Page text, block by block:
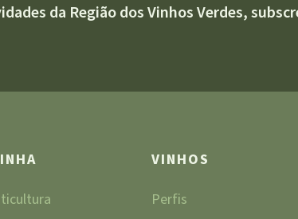
da Região dos Vinhos Verdes,
VINHOS
Perfis